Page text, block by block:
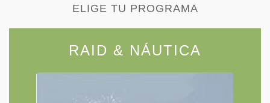
ELIGE TU PROGRAMA
RAID & NÁUTICA